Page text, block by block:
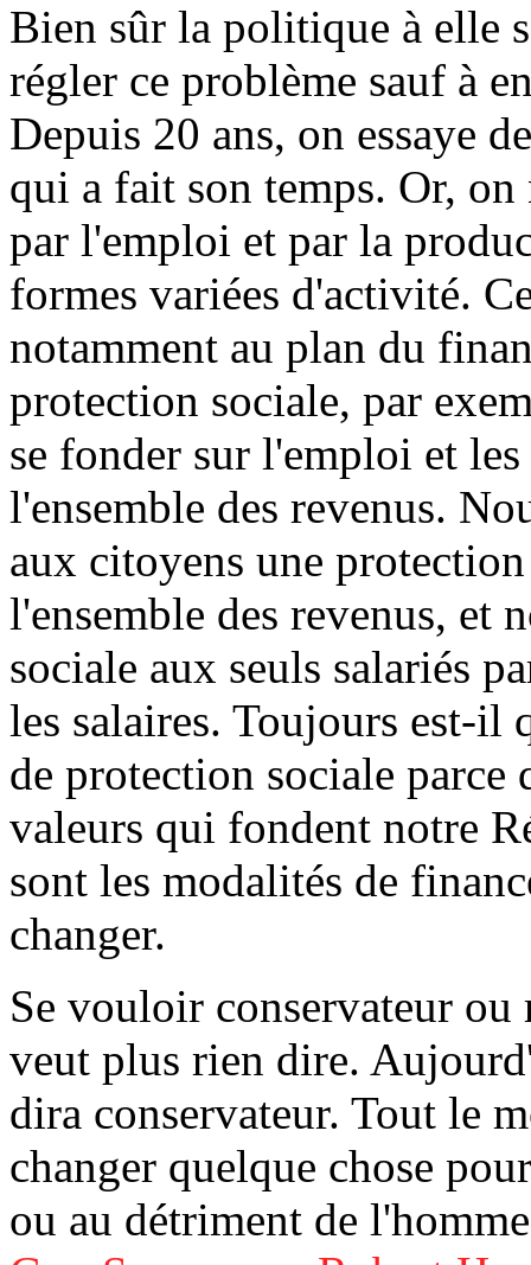
Bien sûr la politique à elle
régler ce problème sauf à
Depuis 20 ans, on essaye
qui a fait son temps. Or, on
par l'emploi et par la
formes variées d'activité.
notamment au plan du
protection sociale, par
se fonder sur l'emploi et
l'ensemble des revenus.
aux citoyens une
l'ensemble des revenus, et
sociale aux seuls salariés
les salaires. Toujours est-il
de protection sociale parce
valeurs qui fondent notre
sont les modalités de
changer.
Se vouloir conservateur ou
veut plus rien dire.
dira conservateur. Tout le
changer quelque chose
ou au détriment de